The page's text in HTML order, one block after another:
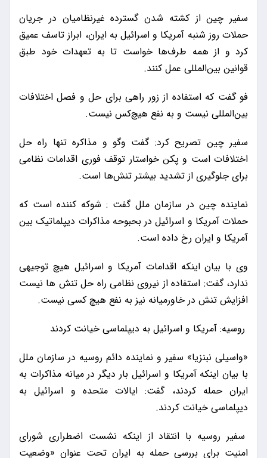
سفیر چین از کشته شدن گسترده غیرنظامیان در جریان
حملات روز شنبه آمریکا و اسرائیل به ایران، ابراز تاسف عمیق
کرد و از همه طرف‌ها خواست تا به تعهدات خود طبق
قوانین بین‌المللی عمل کنند.
فو گفت که استفاده از زور راهی برای حل و فصل اختلافات
بین‌المللی نیست و به نفع هیچ‌کس نیست.
سفیر چین تصریح کرد: گفت وگو و مذاکره تنها راه حل
اختلافات است و پکن خواستار توقف فوری اقدامات نظامی
برای جلوگیری از تشدید بیشتر تنش‌ها است.
نماینده چین در سازمان ملل گفت : شوکه کننده است که
حملات آمریکا و اسرائیل در بحبوحه مذاکرات دیپلماتیک بین
آمریکا و ایران رخ داده است.
وی با بیان اینکه اقدامات آمریکا و اسرائیل هیچ توجیهی
ندارد، گفت: استفاده از نیروی نظامی راه حل تنش ها نیست
افزایش تنش در خاورمیانه نیز به نفع هیچ کسی نیست.
روسیه: آمریکا و اسرائیل به دیپلماسی خیانت کردند
«واسیلی نبنزیا» سفیر و نماینده دائم روسیه در سازمان ملل
با بیان اینکه آمریکا و اسرائیل بار دیگر در میانه مذاکرات به
ایران حمله کردند، گفت: ایالات متحده و اسرائیل به
دیپلماسی خیانت کردند.
سفیر روسیه با انتقاد از اینکه نشست اضطراری شورای
امنیت برای بررسی حمله به ایران تحت عنوان «وضعیت